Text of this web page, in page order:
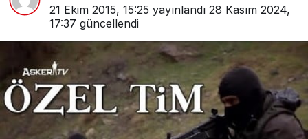
u 2
21 Ekim 2015, 15:25 yayınlandı 28 Kasım 2024,
17:37 güncellendi